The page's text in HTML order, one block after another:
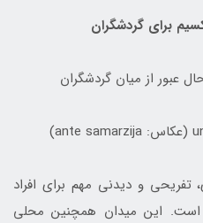
برای گردشگران
و دیدنی مهم برای افراد
است. این میدان همچنین محلی